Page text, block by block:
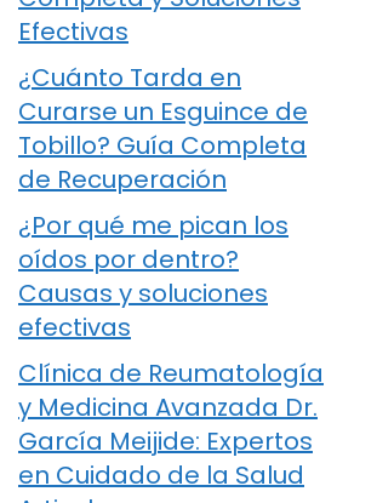
Efectivas
¿Cuánto Tarda en
Curarse un Esguince de
Tobillo? Guía Completa
de Recuperación
¿Por qué me pican los
oídos por dentro?
Causas y soluciones
efectivas
Clínica de Reumatología
y Medicina Avanzada Dr.
García Meijide: Expertos
en Cuidado de la Salud